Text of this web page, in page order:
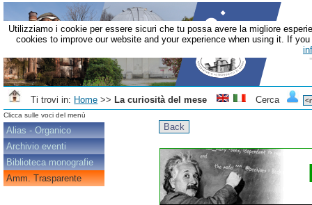
Ti trovi in: Home >> La curiosità del mese Cerca
Clicca sulle voci del menù
Alias - Organico
Archivio eventi
Biblioteca monografie
Amm. Trasparente
Utilizziamo i cookie per essere sicuri che tu possa avere la migliore
cookies to improve our website and your experience when using it. If